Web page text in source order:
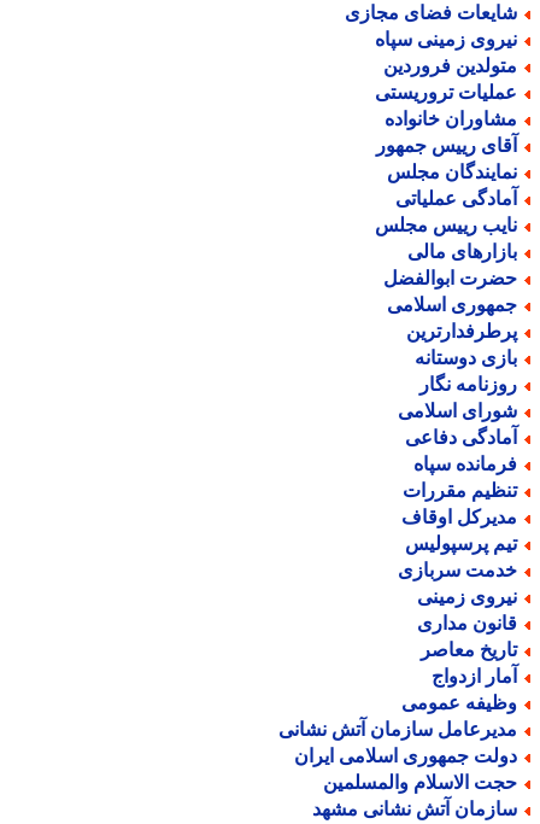
فضای مجازی
زمینی سپاه
فروردین
تروریستی
خانواده
رییس جمهور
مجلس
عملیاتی
رییس مجلس
مالی
ابوالفضل
اسلامی
دوستانه
نگار
اسلامی
دفاعی
سپاه
مقررات
اوقاف
پرسپولیس
سربازی
زمینی
مداری
معاصر
ازدواج
عمومی
سازمان آتش نشانی
جمهوری اسلامی ایران
الاسلام والمسلمین
آتش نشانی مشهد